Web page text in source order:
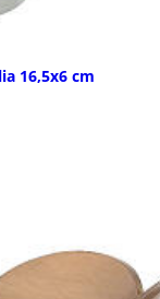
16,5x6 cm